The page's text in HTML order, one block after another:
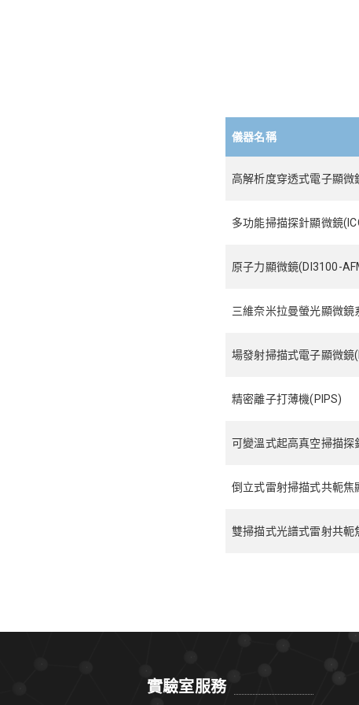
儀器名稱
高解析度穿透式電子顯微
多功能掃描探針顯微鏡
原子力顯微鏡(DI3100-
三維奈米拉曼螢光顯微鏡
場發射掃描式電子顯微鏡
精密離子打薄機(PIPS)
可變溫式起高真空掃描探
倒立式雷射掃描式共軛焦
雙掃描式光譜式雷射共
實驗室服務